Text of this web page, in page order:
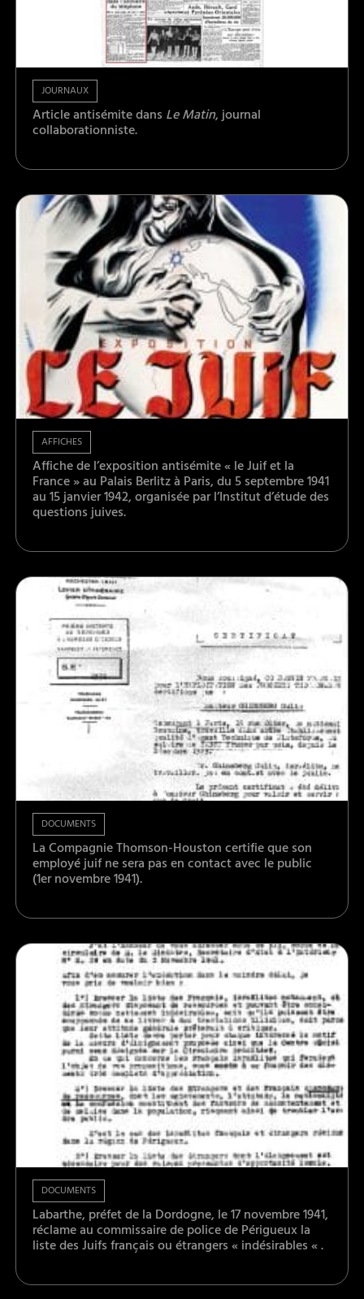
JOURNAUX
Article antisémite dans Le Matin, journal
collaborationniste.
AFFICHES
Affiche de l’exposition antisémite « le Juif et la
France » au Palais Berlitz à Paris, du 5 septembre 1941
au 15 janvier 1942, organisée par l’Institut d’étude des
questions juives.
DOCUMENTS
La Compagnie Thomson-Houston certifie que son
employé juif ne sera pas en contact avec le public
(1er novembre 1941).
DOCUMENTS
Labarthe, préfet de la Dordogne, le 17 novembre 1941,
réclame au commissaire de police de Périgueux la
liste des Juifs français ou étrangers « indésirables « .